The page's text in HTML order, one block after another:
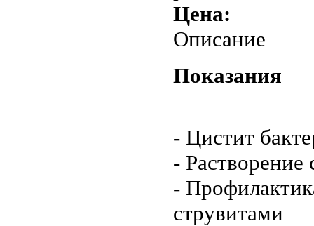
Цена:
Описание
Показания
- Цистит
- Растворение
-
струвитами